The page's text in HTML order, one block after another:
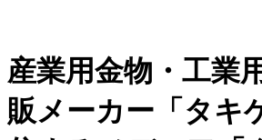
産業用金物・工業
販メーカー「タキ